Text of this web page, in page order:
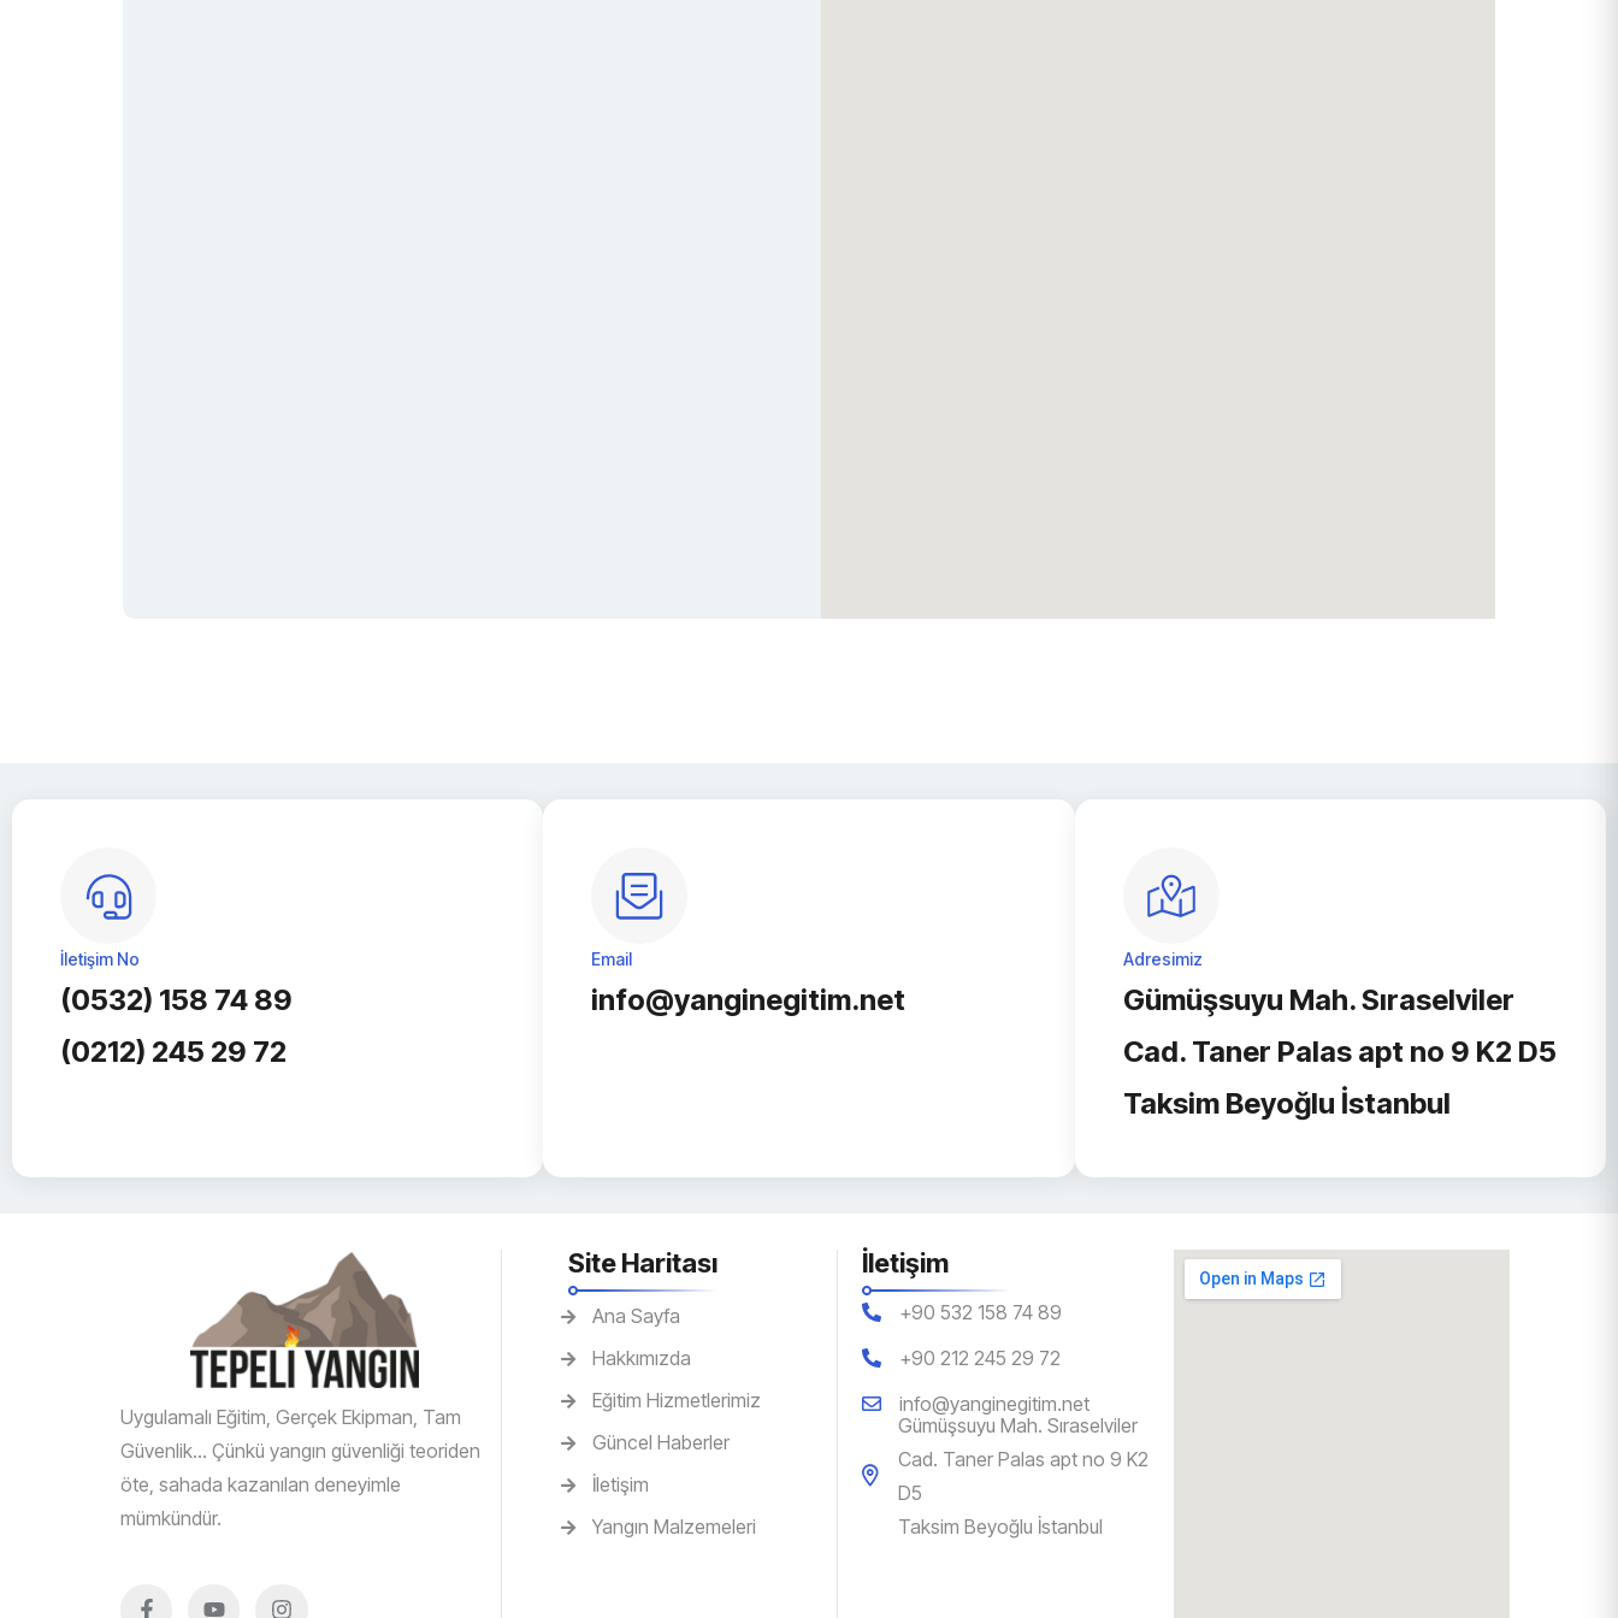
İletişim No
(0532) 158 74 89
(0212) 245 29 72
Email
info@yanginegitim.net
Adresimiz
Gümüşsuyu Mah. Sıraselviler
Cad. Taner Palas apt no 9 K2 D5
Taksim Beyoğlu İstanbul
Uygulamalı Eğitim, Gerçek Ekipman, Tam
Güvenlik… Çünkü yangın güvenliği teoriden
öte, sahada kazanılan deneyimle
mümkündür.
Site Haritası
Ana Sayfa
Hakkımızda
Eğitim Hizmetlerimiz
Güncel Haberler
İletişim
Yangın Malzemeleri
İletişim
+90 532 158 74 89
‎+90 212 245 29 72
info@yanginegitim.net
Gümüşsuyu Mah. Sıraselviler
Cad. Taner Palas apt no 9 K2
D5
Taksim Beyoğlu İstanbul